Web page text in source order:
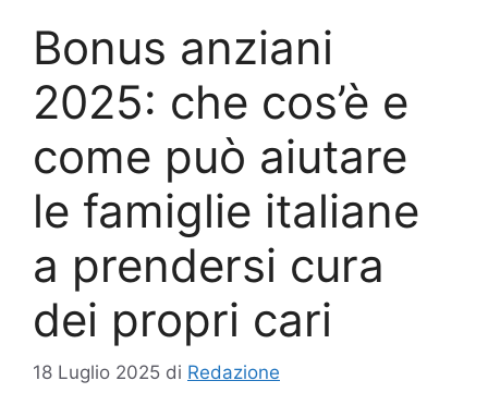
Bonus anziani
2025: che cos’è e
come può aiutare
le famiglie italiane
a prendersi cura
dei propri cari
18 Luglio 2025 di Redazione